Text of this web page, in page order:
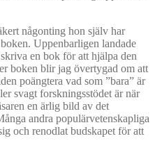
någonting hon själv har
Uppenbarligen landade
en bok för att hjälpa den
boken blir jag övertygad om att
poängtera vad som ”bara” är
svagt forskningsstödet är när
en ärlig bild av det
andra populärvetenskapliga
och renodlat budskapet för att